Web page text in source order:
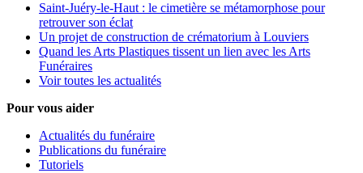
Saint-Juéry-le-Haut : le cimetière se métamorphose pour
retrouver son éclat
Un projet de construction de crématorium à Louviers
Quand les Arts Plastiques tissent un lien avec les Arts
Funéraires
Voir toutes les actualités
Pour vous aider
Actualités du funéraire
Publications du funéraire
Tutoriels